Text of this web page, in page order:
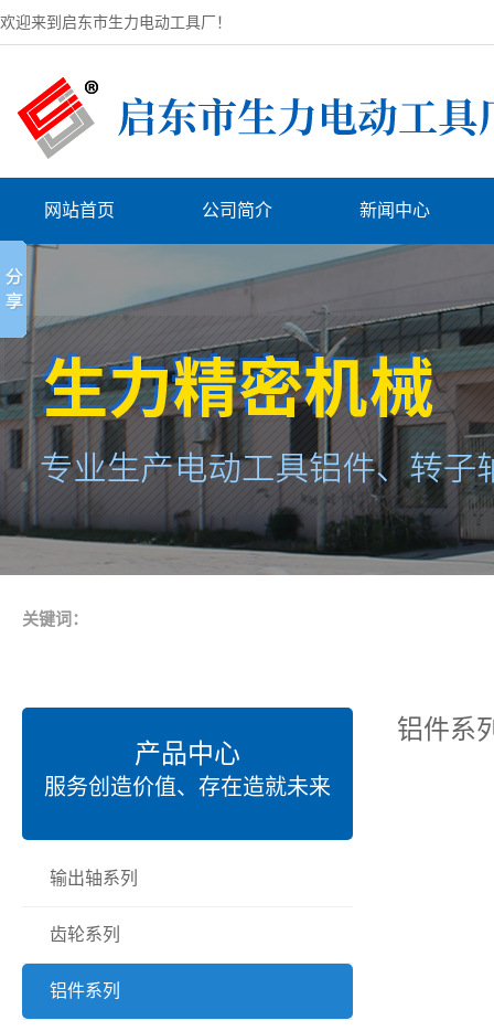
欢迎来到启东市生力电动工具厂！
网站首页 公司简介 新闻中心
关键词：
产品中心
服务创造价值、存在造就未来
输出轴系列
齿轮系列
铝件系列
铝件系